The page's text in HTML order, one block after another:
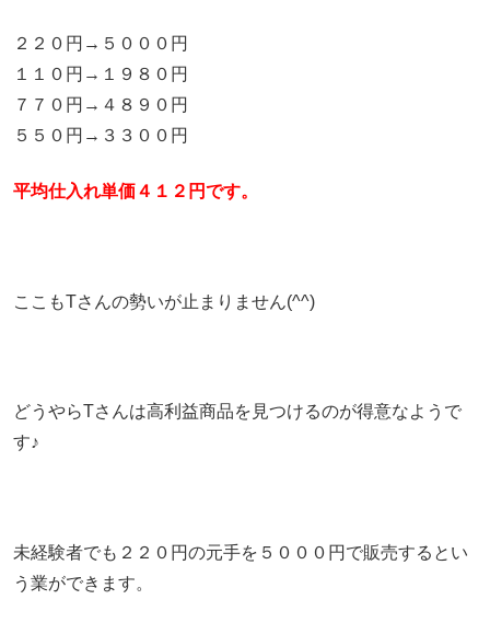
２２０円→５０００円
１１０円→１９８０円
７７０円→４８９０円
５５０円→３３００円
平均仕入れ単価４１２円です。
ここもTさんの勢いが止まりません(^^)
どうやらTさんは高利益商品を見つけるのが得意なようで
す♪
未経験者でも２２０円の元手を５０００円で販売するとい
う業ができます。